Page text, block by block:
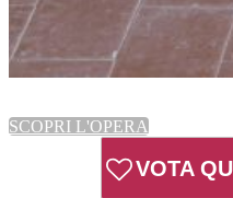
SCOPRI L'OPERA
VOTA